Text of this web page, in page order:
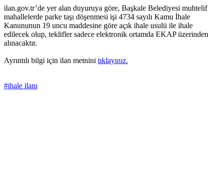
ilan.gov.tr’de yer alan duyuruya göre, Başkale Belediyesi muhtelif
mahallelerde parke taşı döşenmesi işi 4734 sayılı Kamu İhale
Kanununun 19 uncu maddesine göre açık ihale usulü ile ihale
edilecek olup, teklifler sadece elektronik ortamda EKAP üzerinden
alınacaktır.
Ayrıntılı bilgi için ilan metnini tıklayınız.
#ihale ilanı